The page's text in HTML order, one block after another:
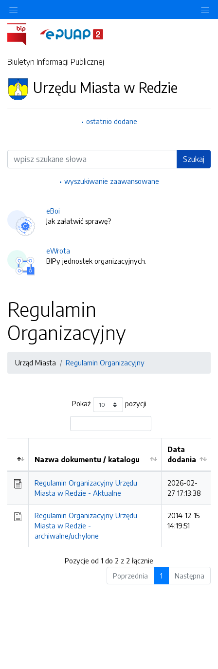
Biuletyn Informacji Publicznej
Urzędu Miasta w Redzie
ostatnio dodane
Wyszukiwarka Szukaj
wyszukiwanie zaawansowane
eBoi
Jak załatwić sprawę?
eWrota
BIPy jednostek organizacyjnych.
Regulamin
Organizacyjny
Urząd Miasta Regulamin Organizacyjny
Pokaż pozycji
Kolejność
Nazwa dokumentu / katalogu
Data
dodania
Regulamin Organizacyjny Urzędu
Miasta w Redzie - Aktualne
2026-02-
27 17:13:38
Regulamin Organizacyjny Urzędu
Miasta w Redzie -
archiwalne/uchylone
2014-12-15
14:19:51
Pozycje od 1 do 2 z 2 łącznie
Poprzednia
1 Następna